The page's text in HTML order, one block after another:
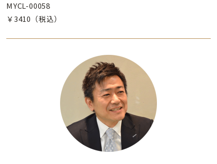
MYCL-00058
￥3410（税込）